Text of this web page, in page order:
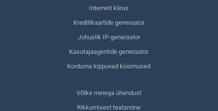
Interneti kiirus
Krediitkaartide generaator
Juhuslik IP-generaator
Kasutajaagentide generaator
Korduma kippuvad küsimused
Võtke meiega ühendust
Rikkumisest teatamine